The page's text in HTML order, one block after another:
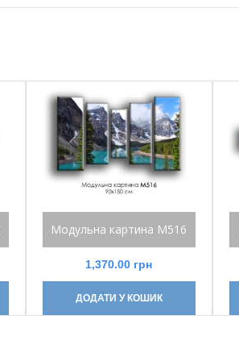
Модульна картина М516
1,370.00 грн
ДОДАТИ У КОШИК